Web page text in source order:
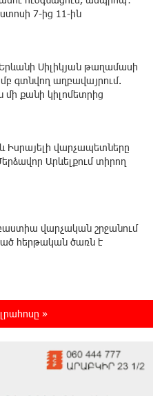
7-ից 11-ին
Երևանի Սիլիկյան թաղամասի
գտնվող աղբավայրում.
մի քանի կիլոմետրից
Իսրայելի վարչապետները
Արևելքում տիրող
վարչական շրջանում
հերթական ծառն է
պլանավորում են փոխել
նավագնացության
ու Սյունե
»